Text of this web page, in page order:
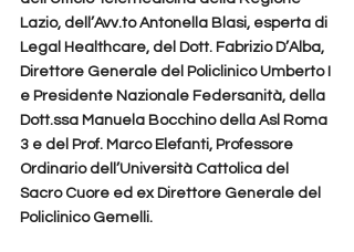
Lazio, dell’Avv.to Antonella Blasi, esperta di
Legal Healthcare, del Dott. Fabrizio D’Alba,
Direttore Generale del Policlinico Umberto I
e Presidente Nazionale Federsanità, della
Dott.ssa Manuela Bocchino della Asl Roma
3 e del Prof. Marco Elefanti, Professore
Ordinario dell’Università Cattolica del
Sacro Cuore ed ex Direttore Generale del
Policlinico Gemelli.